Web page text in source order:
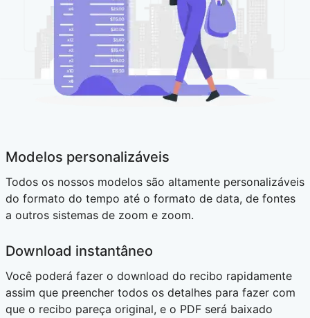
Modelos personalizáveis
Todos os nossos modelos são altamente personalizáveis
do formato do tempo até o formato de data, de fontes
a outros sistemas de zoom e zoom.
Download instantâneo
Você poderá fazer o download do recibo rapidamente
assim que preencher todos os detalhes para fazer com
que o recibo pareça original, e o PDF será baixado